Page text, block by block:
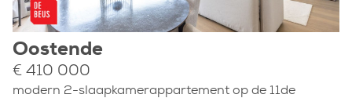
Oostende
€ 410 000
modern 2-slaapkamerappartement op de 11de